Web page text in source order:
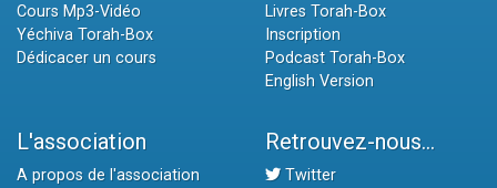
Cours Mp3-Vidéo
Yéchiva Torah-Box
Dédicacer un cours
Livres Torah-Box
Inscription
Podcast Torah-Box
English Version
L'association
A propos de l'association
Retrouvez-nous...
Twitter